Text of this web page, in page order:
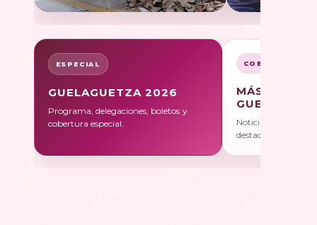
ESPECIAL
GUELAGUETZA 2026
Programa, delegaciones, boletos y
cobertura especial.
COBERTURA
MÁS SOBRE
Noticias, galerías y
destacadas.